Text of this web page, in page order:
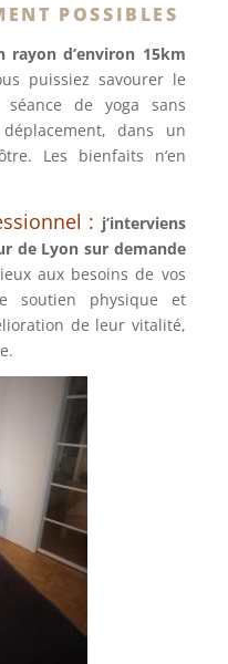
POSSIBLES
rayon d’environ 15km
puissiez savourer le
de yoga sans
dans un
Les bienfaits n’en
: j’interviens
de Lyon sur demande
aux besoins de vos
soutien physique et
de leur vitalité,